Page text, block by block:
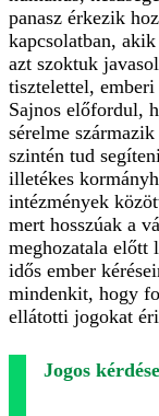
panasz érkezik
kapcsolatban,
azt szoktuk
tisztelettel, emberi
Sajnos előfordul,
sérelme
szintén tud
illetékes
intézmények
mert hosszúak a
meghozatala előtt
idős ember
mindenkit, hogy
ellátotti jogokat
Jogos